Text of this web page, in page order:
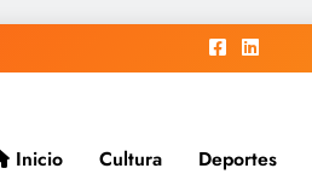
Inicio Cultura Deportes